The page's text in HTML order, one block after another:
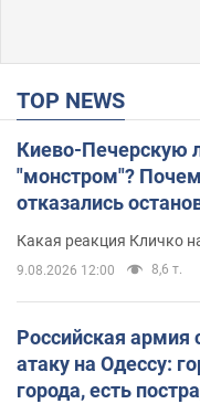
TOP NEWS
Киево-Печерскую
"монстром"?
отказались
небоскреба
Какая реакция Кличко
9.08.2026 12:00 8,6 т.
Российская
атаку на Одессу:
города, есть